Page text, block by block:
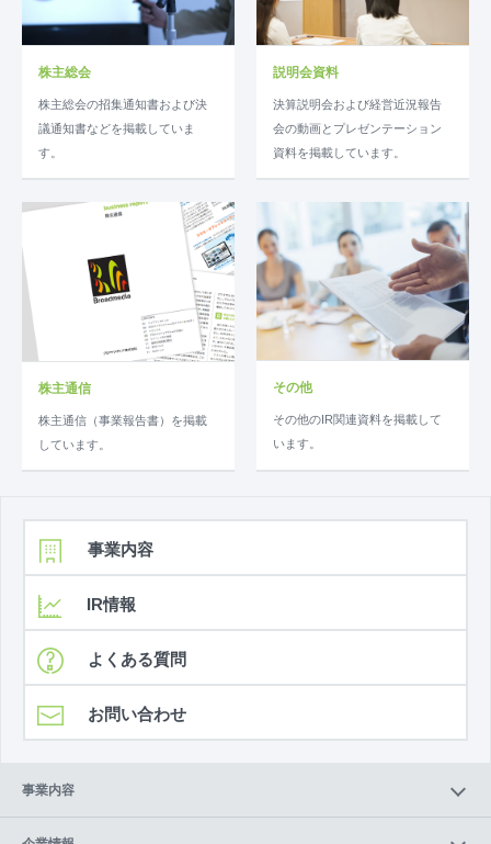
株主総会
株主総会の招集通知書および決
議通知書などを掲載していま
す。
説明会資料
決算説明会および経営近況報告
会の動画とプレゼンテーション
資料を掲載しています。
株主通信
株主通信（事業報告書）を掲載
しています。
その他
その他のIR関連資料を掲載して
います。
事業内容
IR情報
よくある質問
お問い合わせ
事業内容